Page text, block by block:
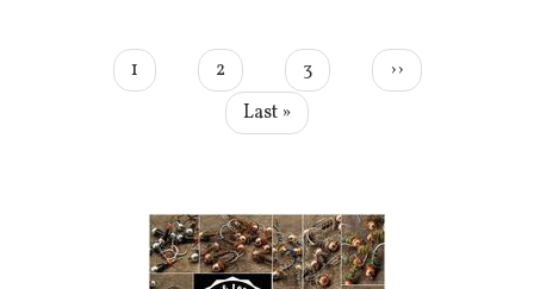
PAGINATIONPage
courante
1 Page
2 Page
3
Page
suivante
››
Dernière
page
Last »